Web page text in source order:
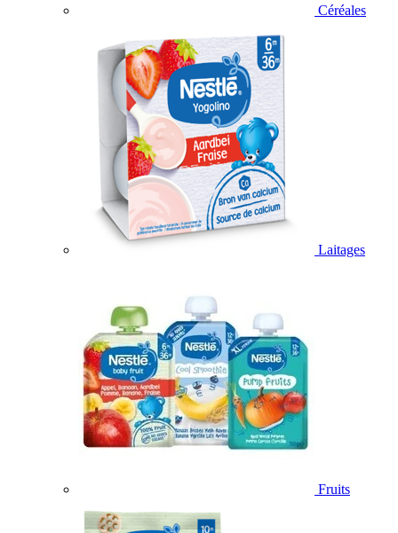
Céréales
Laitages
Fruits